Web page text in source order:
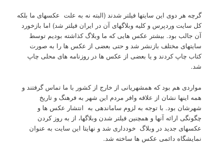
گرچه هر دوی این سایتها فیلتر شدند (البته نه به علت عکسهای ما بلکه
کل سایت وردپرس و کلیه وبلاگهای آن در ایران فیلتر شد) اما بازخورد
آن جالب بود. بیشتر عکس هایی که ما وبلاگ کذاشته بودیم توسط
سایتهای مختلف بازنشر شد و حتی بعضی از عکس ها را به صورت
کتاب چاپ کردند و یا بعضی از عکس ها در روزنامه های محلی چاپ
شد.
مواردی هم بود که همشهریانی از خارج از کشور با ما تماس گرفتند و
همه اینها نشان از علاقه وافر مردم این شهر به فرهنگ و تاریخ
شهرشان بود. با توجه به لزوم ساماندهی به انتشار عکس ها و
چگونگی ارائه آنها و همچنین فیلتر شدن وبلاگها، از به روز کردن
عکسهای جدید در وبلاگ خودداری شد و نهایتا این سایت به عنوان
نمایشگاه دائمی عکس ها ساخته شد.